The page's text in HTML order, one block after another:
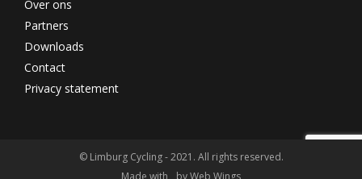
Over ons
Partners
Downloads
Contact
Privacy statement
© Limburg Cycling - 2021. All rights reserved.
Made with
byWeb Wings